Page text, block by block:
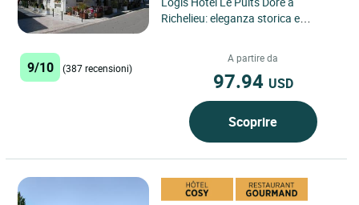
Richelieu: eleganza storica e
9/10 (387 recensioni)
A partire da
97.94 USD
Scoprire